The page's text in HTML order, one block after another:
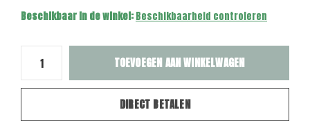
Beschikbaar in de winkel:Beschikbaarheid controleren
TOEVOEGEN AAN WINKELWAGEN
DIRECT BETALEN